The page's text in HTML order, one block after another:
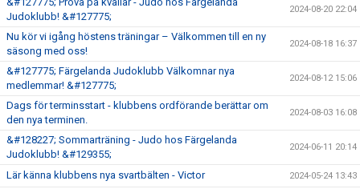
Judoklubb! &#127775;
2024-08-20 22:04
Nu kör vi igång höstens träningar – Välkommen till en ny
säsong med oss!
2024-08-18 16:37
&#127775; Färgelanda Judoklubb Välkomnar nya
medlemmar! &#127775;
2024-08-12 15:06
Dags för terminsstart - klubbens ordförande berättar om
den nya terminen.
2024-08-03 16:08
&#128227; Sommarträning - Judo hos Färgelanda
Judoklubb! &#129355;
2024-06-11 20:14
Lär känna klubbens nya svartbälten - Victor 2024-05-24 13:43